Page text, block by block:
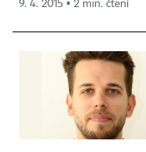
9. 4. 2015 ▪ 2 min. čtení